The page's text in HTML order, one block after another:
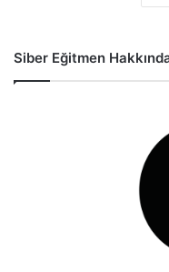
Siber Eğitmen